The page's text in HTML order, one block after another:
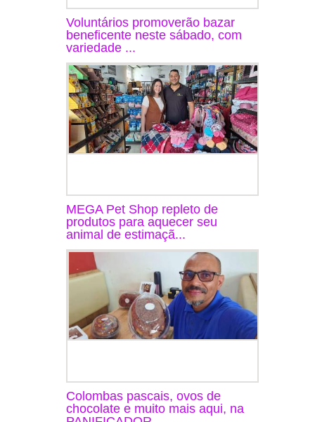
Voluntários promoverão bazar
beneficente neste sábado, com
variedade ...
MEGA Pet Shop repleto de
produtos para aquecer seu
animal de estimaçã...
Colombas pascais, ovos de
chocolate e muito mais aqui, na